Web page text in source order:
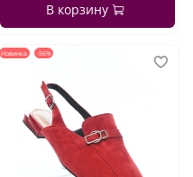
В корзину
Новинка -56%